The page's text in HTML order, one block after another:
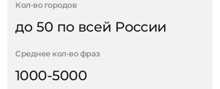
Кол-во городов
до 50 по всей России
Среднее кол-во фраз
1000-5000